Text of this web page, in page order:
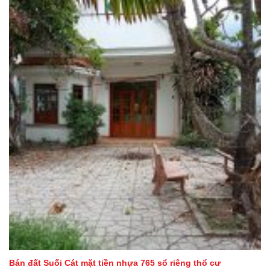
Bán đất Suối Cát mặt tiền nhựa 765 sổ riêng thổ cư